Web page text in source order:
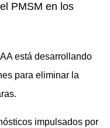
PMSM en los
está desarrollando
para eliminar la
impulsados ​​por